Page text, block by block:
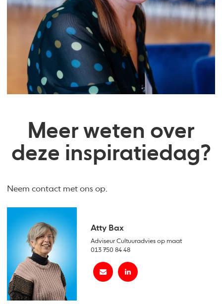
Meer weten over
deze inspiratiedag?
Neem contact met ons op.
Atty Bax
Adviseur Cultuuradvies op maat
013 750 84 48